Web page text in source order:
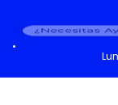
¿Necesitas